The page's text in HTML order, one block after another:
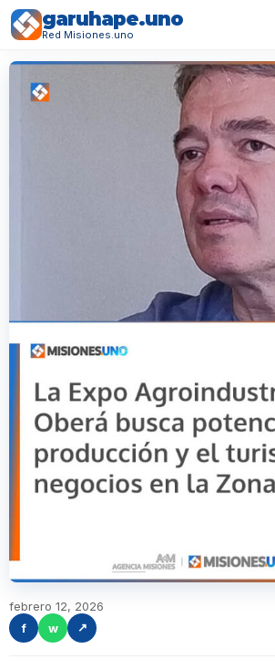
garuhape.uno
Red Misiones.uno
febrero 12, 2026
f
w ↗